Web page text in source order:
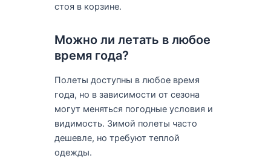
стоя в корзине.
Можно ли летать в любое
время года?
Полеты доступны в любое время
года, но в зависимости от сезона
могут меняться погодные условия и
видимость. Зимой полеты часто
дешевле, но требуют теплой
одежды.